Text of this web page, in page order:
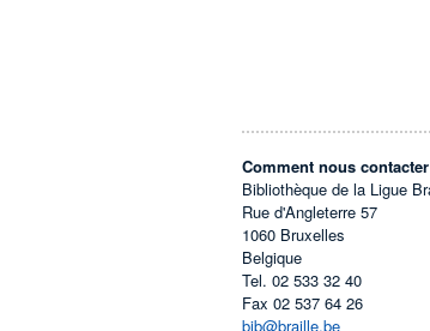
Comment nous
Bibliothèque de la Ligue
Rue d'Angleterre 57
1060 Bruxelles
Belgique
Tel. 02 533 32 40
Fax 02 537 64 26
bib@braille.be